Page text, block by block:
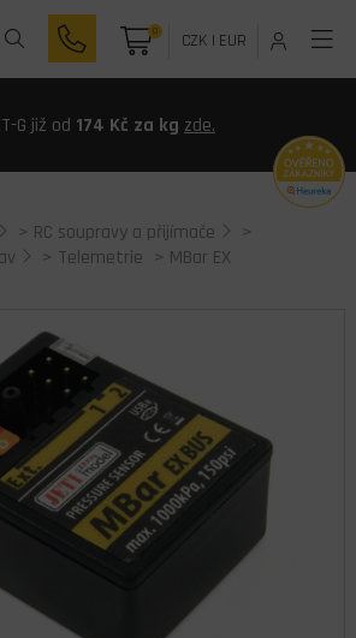
0 CZK| EUR
G již od 174 Kč za kg zde.
> RC soupravy a přijímače
>
> Telemetrie > MBar EX